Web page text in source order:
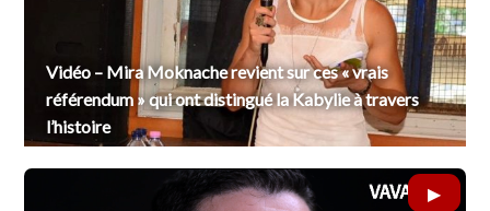
Vidéo – Mira Moknache revient sur ces « vrais
référendum » qui ont distingué la Kabylie à travers
l’histoire